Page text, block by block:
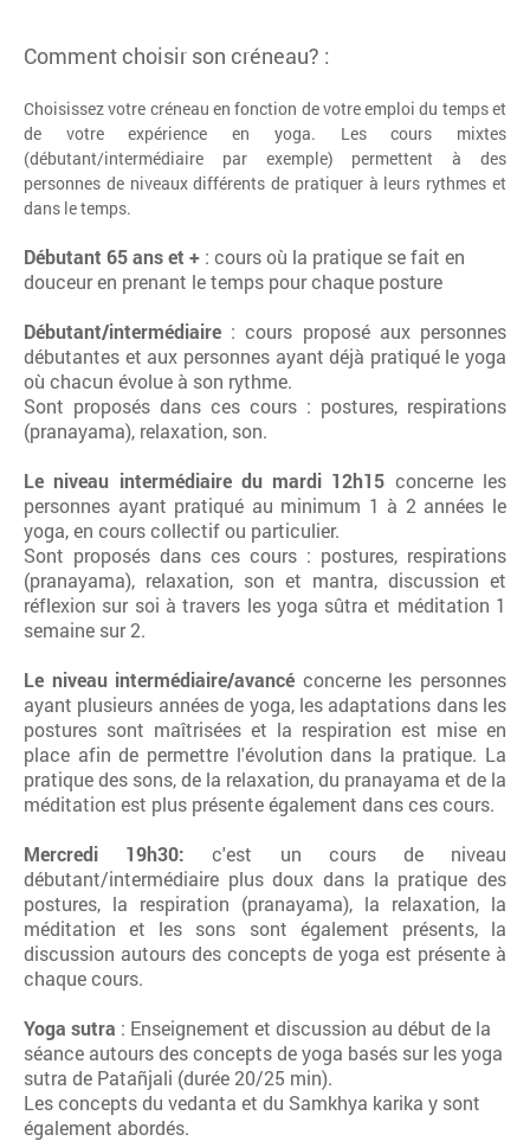
Comment choisir son créneau? :
Choisissez votre créneau en fonction de votre emploi du temps et
de votre expérience en yoga. Les cours mixtes
(débutant/intermédiaire par exemple) permettent à des
personnes de niveaux différents de pratiquer à leurs rythmes et
dans le temps.
Débutant 65 ans et + : cours où la pratique se fait en
douceur en prenant le temps pour chaque posture
Débutant/intermédiaire : cours proposé aux personnes
débutantes et aux personnes ayant déjà pratiqué le yoga
où chacun évolue à son rythme.
Sont proposés dans ces cours : postures, respirations
(pranayama), relaxation, son.
Le niveau intermédiaire du mardi 12h15 concerne les
personnes ayant pratiqué au minimum 1 à 2 années le
yoga, en cours collectif ou particulier.
Sont proposés dans ces cours : postures, respirations
(pranayama), relaxation, son et mantra, discussion et
réflexion sur soi à travers les yoga sûtra et méditation 1
semaine sur 2.
Le niveau intermédiaire/avancé concerne les personnes
ayant plusieurs années de yoga, les adaptations dans les
postures sont maîtrisées et la respiration est mise en
place afin de permettre l'évolution dans la pratique. La
pratique des sons, de la relaxation, du pranayama et de la
méditation est plus présente également dans ces cours.
Mercredi 19h30: c'est un cours de niveau
débutant/intermédiaire plus doux dans la pratique des
postures, la respiration (pranayama), la relaxation, la
méditation et les sons sont également présents, la
discussion autours des concepts de yoga est présente à
chaque cours.
Yoga sutra : Enseignement et discussion au début de la
séance autours des concepts de yoga basés sur les yoga
sutra de Patañjali (durée 20/25 min).
Les concepts du vedanta et du Samkhya karika y sont
également abordés.